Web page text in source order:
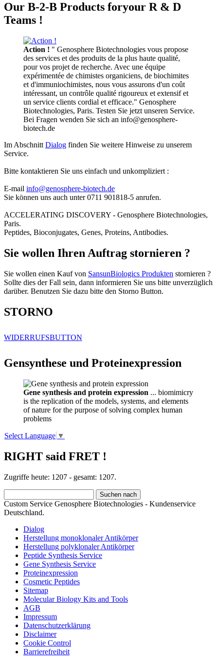
Our B-2-B Products foryour R & D
Teams !
Action ! " Genosphere Biotechnologies vous propose
des services et des produits de la plus haute qualité,
pour vos projet de recherche. Avec une équipe
expérimentée de chimistes organiciens, de biochimites
et d'immuniochimistes, nous vous assurons d'un coût
intéressant, un contrôle qualité rigoureux et extensif et
un service clients cordial et efficace." Genosphere
Biotechnologies, Paris. Testen Sie jetzt unseren Service.
Bei Fragen wenden Sie sich an info@genosphere-
biotech.de
Im Abschnitt Dialog finden Sie weitere Hinweise zu unserem
Service.
Bitte kontaktieren Sie uns einfach und unkompliziert :
E-mail info@genosphere-biotech.de
Sie können uns auch unter 0711 901818-5 anrufen.
ACCELERATING DISCOVERY - Genosphere Biotechnologies,
Paris.
Peptides, Bioconjugates, Genes, Proteins, Antibodies.
Sie wollen Ihren Auftrag stornieren ?
Sie wollen einen Kauf von SansunBiologics Produkten stornieren ?
Sollte dies der Fall sein, dann informieren Sie uns bitte unverzüglich
darüber. Benutzen Sie dazu bitte den Storno Button.
STORNO
WIDERRUFSBUTTON
Gensynthese und Proteinexpression
Gene synthesis and protein expression ... biomimicry
is the replication of the models, systems, and elements
of nature for the purpose of solving complex human
problems
Select Language ▼
RIGHT said FRET !
Zugriffe heute: 1207 - gesamt: 1207.
Custom Service Genosphere Biotechnologies - Kundenservice
Deutschland.
Dialog
Herstellung monoklonaler Antikörper
Herstellung polyklonaler Antikörper
Peptide Synthesis Service
Gene Synthesis Service
Proteinexpression
Cosmetic Peptides
Sitemap
Molecular Biology Kits and Tools
AGB
Impressum
Datenschutzerklärung
Disclaimer
Cookie Control
Barrierefreiheit